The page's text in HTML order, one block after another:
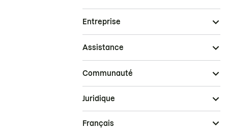
Entreprise
Assistance
Communauté
Juridique
Français